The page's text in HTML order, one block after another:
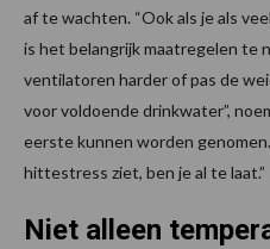
af te wachten. “Ook als je als
is het belangrijk maatregelen te
ventilatoren harder of pas de
voor voldoende drinkwater”,
eerste kunnen worden
hittestress ziet, ben je al te laat.”
Niet alleen